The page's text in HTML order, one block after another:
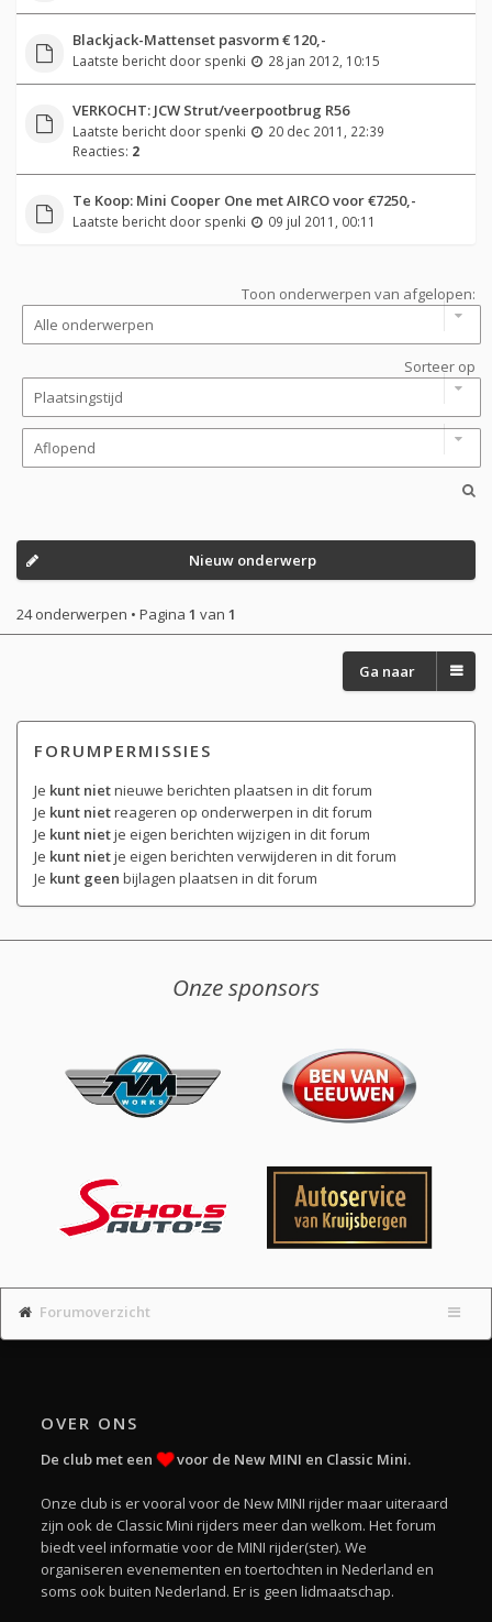
Blackjack-Mattenset pasvorm € 120,-
Laatste bericht door spenki 28 jan 2012, 10:15
VERKOCHT: JCW Strut/veerpootbrug R56
Laatste bericht door spenki
20 dec 2011, 22:39
Reacties: 2
Te Koop: Mini Cooper One met AIRCO voor €7250,-
Laatste bericht door spenki 09 jul 2011, 00:11
Toon onderwerpen van afgelopen:
Sorteer op
Nieuw onderwerp
24 onderwerpen • Pagina 1 van 1
Ga naar
FORUMPERMISSIES
Je kunt nietnieuwe berichten plaatsen in dit forum
Je kunt nietreageren op onderwerpen in dit forum
Je kunt nietje eigen berichten wijzigen in dit forum
Je kunt nietje eigen berichten verwijderen in dit forum
Je kunt geen bijlagen plaatsen in dit forum
Onze sponsors
Forumoverzicht
OVER ONS
De club met een voor de New MINI en Classic Mini.
Onze club is er vooral voor de New MINI rijder maar uiteraard
zijn ook de Classic Mini rijders meer dan welkom. Het forum
biedt veel informatie voor de MINI rijder(ster). We
organiseren evenementen en toertochten in Nederland en
soms ook buiten Nederland. Er is geen lidmaatschap.